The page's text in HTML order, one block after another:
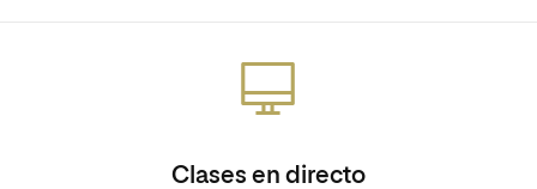
Clases en directo